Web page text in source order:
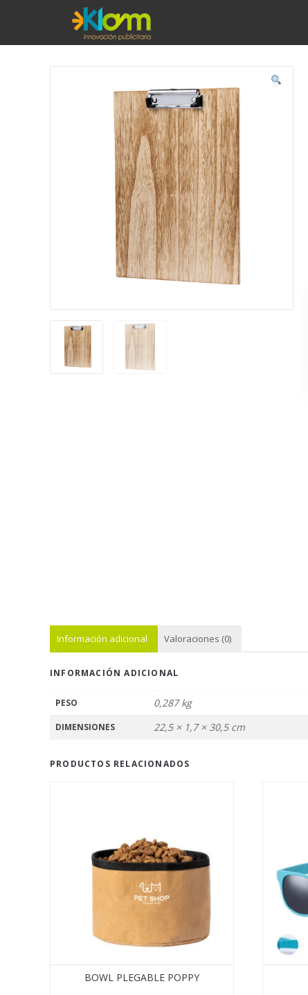
Información adicional Valoraciones (0)
INFORMACIÓN ADICIONAL
PESO 0,287 kg
DIMENSIONES 22,5 × 1,7 × 30,5 cm
PRODUCTOS RELACIONADOS
BOWL PLEGABLE POPPY